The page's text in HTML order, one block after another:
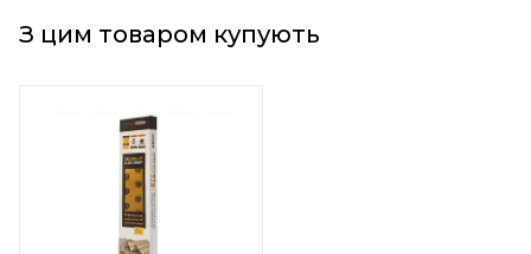
З цим товаром купують